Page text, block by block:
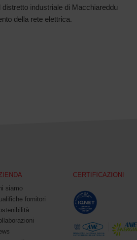
industriale di Macchiareddu
della rete elettrica.
siamo
fornitori
CERTIFICAZIONI